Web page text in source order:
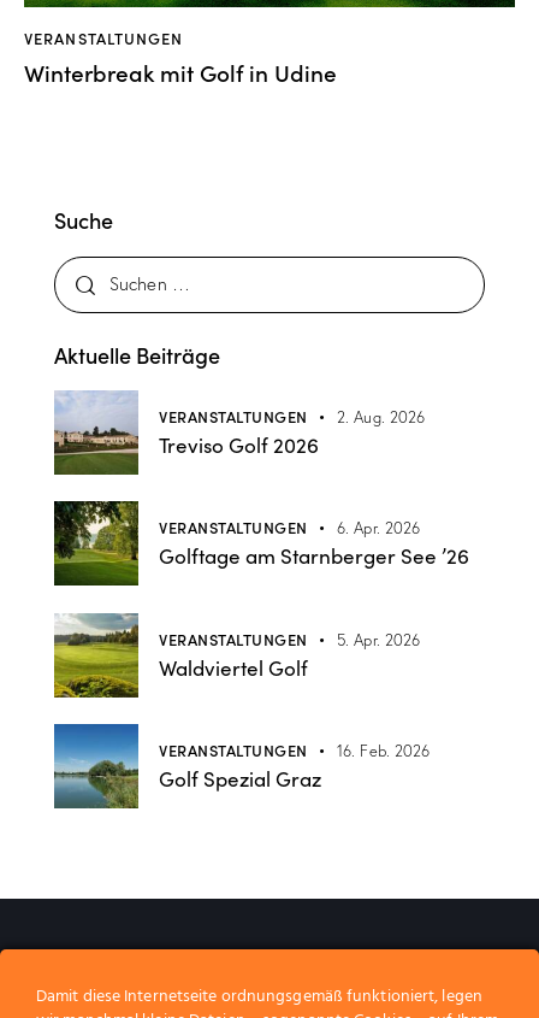
VERANSTALTUNGEN
Winterbreak mit Golf in Udine
Suche
Aktuelle Beiträge
VERANSTALTUNGEN 2. Aug. 2026
Treviso Golf 2026
VERANSTALTUNGEN 6. Apr. 2026
Golftage am Starnberger See ’26
VERANSTALTUNGEN 5. Apr. 2026
Waldviertel Golf
VERANSTALTUNGEN 16. Feb. 2026
Golf Spezial Graz
Wir freuen uns auf_
Damit diese Internetseite ordnungsgemäß funktioniert, legen